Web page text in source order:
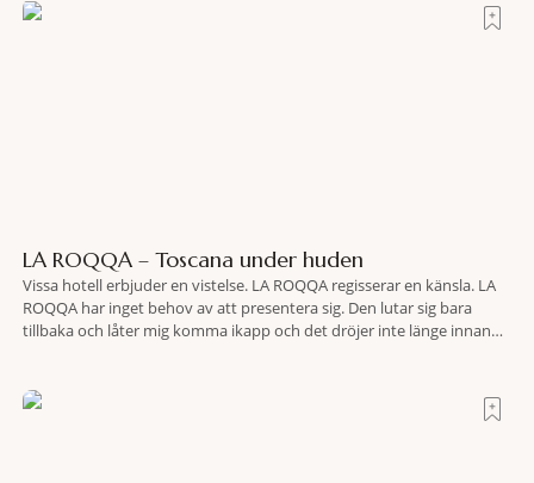
LA ROQQA – Toscana under huden
Vissa hotell erbjuder en vistelse. LA ROQQA regisserar en känsla. LA
ROQQA har inget behov av att presentera sig. Den lutar sig bara
tillbaka och låter mig komma ikapp och det dröjer inte länge innan